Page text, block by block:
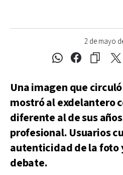
2 de mayo
Una imagen que
mostró al exdelantero
diferente al de sus
profesional. Usuarios
autenticidad de la foto
debate.